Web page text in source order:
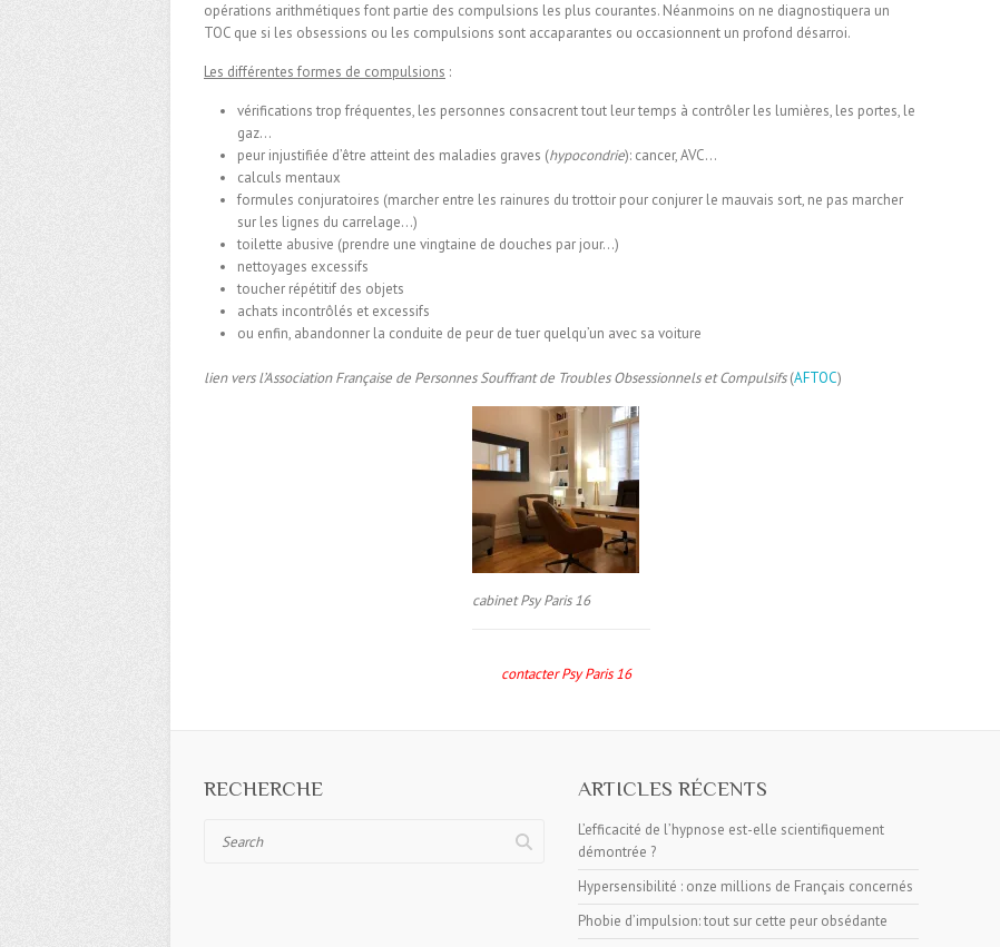
opérations arithmétiques font partie des compulsions les plus courantes. Néanmoins on ne diagnostiquera un
TOC que si les obsessions ou les compulsions sont accaparantes ou occasionnent un profond désarroi.
Les différentes formes de compulsions :
vérifications trop fréquentes, les personnes consacrent tout leur temps à contrôler les lumières, les portes, le
gaz…
peur injustifiée d’être atteint des maladies graves (hypocondrie): cancer, AVC…
calculs mentaux
formules conjuratoires (marcher entre les rainures du trottoir pour conjurer le mauvais sort, ne pas marcher
sur les lignes du carrelage…)
toilette abusive (prendre une vingtaine de douches par jour…)
nettoyages excessifs
toucher répétitif des objets
achats incontrôlés et excessifs
ou enfin, abandonner la conduite de peur de tuer quelqu’un avec sa voiture
lien vers l’Association Française de Personnes Souffrant de Troubles Obsessionnels et Compulsifs(AFTOC)
cabinet Psy Paris 16
contacter Psy Paris 16
RECHERCHE ARTICLES RÉCENTS
L’efficacité de l’hypnose est-elle scientifiquement
démontrée ?
Hypersensibilité : onze millions de Français concernés
Phobie d’impulsion: tout sur cette peur obsédante